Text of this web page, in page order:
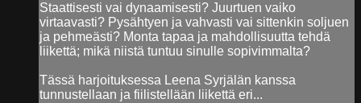
Staattisesti vai dynaamisesti? Juurtuen vaiko
virtaavasti? Pysähtyen ja vahvasti vai sittenkin soljuen
ja pehmeästi? Monta tapaa ja mahdollisuutta tehdä
liikettä; mikä niistä tuntuu sinulle sopivimmalta?
Tässä harjoituksessa Leena Syrjälän kanssa
tunnustellaan ja fiilistellään liikettä eri...